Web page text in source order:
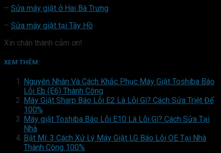
– Sửa máy giặt ở Hai Bà Trưng
– Sửa máy giặt tại Tây Hồ
Xin chân thành cảm ơn!
XEM THÊM:
Nguyên Nhân Và Cách Khắc Phục Máy Giặt Toshiba Báo
Lỗi Eb (E6) Thành Công
Máy Giặt Sharp Báo Lỗi E2 Là Lỗi Gì? Cách Sửa Triệt Để
100%
Máy giặt Toshiba Báo Lỗi E10 Là Lỗi Gì? Cách Sửa Tại
Nhà
Bật Mí: 3 Cách Xử Lý Máy Giặt LG Báo Lỗi OE Tại Nhà
Thành Công 100%